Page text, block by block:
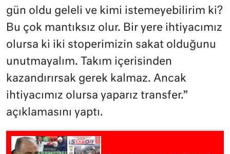
gün oldu geleli ve kimi istemeyebilirim ki?
Bu çok mantıksız olur. Bir yere ihtiyacımız
olursa ki iki stoperimizin sakat olduğunu
unutmayalım. Takım içerisinden
kazandırırsak gerek kalmaz. Ancak
ihtiyacımız olursa yaparız transfer.”
açıklamasını yaptı.